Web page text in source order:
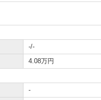
-/-
4.08万円
-